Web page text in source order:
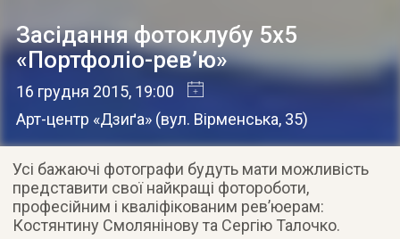
Засідання фотоклубу 5х5
«Портфоліо-рев’ю»
16 грудня 2015, 19:00
Арт-центр «Дзиґа» (вул. Вірменська, 35)
Усі бажаючі фотографи будуть мати можливість
представити свої найкращі фотороботи,
професійним і кваліфікованим рев’юерам:
Костянтину Смолянінову та Сергію Талочко.